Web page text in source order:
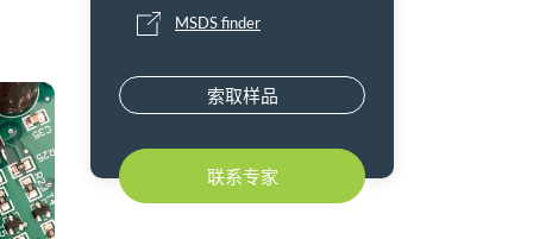
MSDS finder
索取样品
联系专家